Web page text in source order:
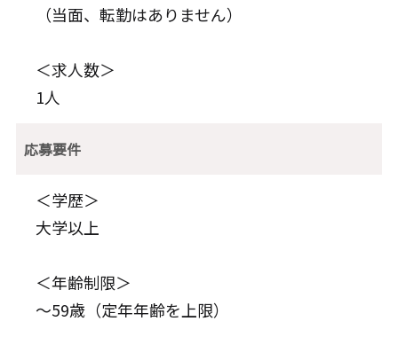
（当面、転勤はありません）
＜求人数＞
1人
応募要件
＜学歴＞
大学以上
＜年齢制限＞
～59歳（定年年齢を上限）